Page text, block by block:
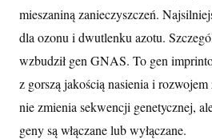
mieszaniną zanieczyszczeń.
dla ozonu i dwutlenku azotu.
wzbudził gen GNAS. To gen
z gorszą jakością nasienia i
nie zmienia sekwencji genetycznej,
geny są włączane lub wyłączane.